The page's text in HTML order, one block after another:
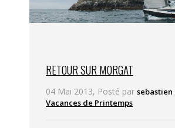
RETOUR SUR MORGAT
04 Mai 2013, Posté par sebastien
Vacances de Printemps